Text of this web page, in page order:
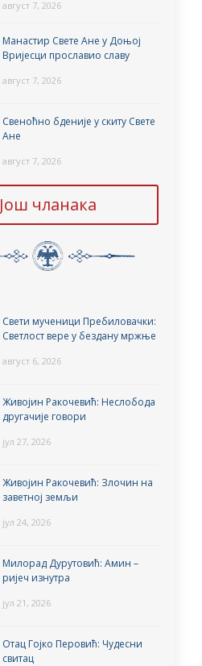
август 7, 2026
Манастир Свете Ане у Доњој
Вријесци прославио славу
август 7, 2026
Свеноћно бденије у скиту Свете
Ане
август 7, 2026
Још чланака
Свети мученици Пребиловачки:
Светлост вере у бездану мржње
август 6, 2026
Живојин Ракочевић: Неслобода
другачије говори
јул 27, 2026
Живојин Ракочевић: Злочин на
заветној земљи
јул 24, 2026
Милорад Дурутовић: Амин –
ријеч изнутра
јул 21, 2026
Отац Гојко Перовић: Чудесни
свитац